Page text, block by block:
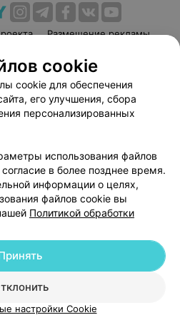
Размещение рекламы
Способы оплаты
Партнеры
103.by
настройки cookie
данных
| 220012, Республика Беларусь,
2, пом. 16 | help@103.by
+375 291212755
cookie
cookie для обеспечения
его улучшения, сбора
персонализированных
использования файлов
в более позднее время.
информации о целях,
файлов cookie вы
Политикой обработки
настройки Cookie